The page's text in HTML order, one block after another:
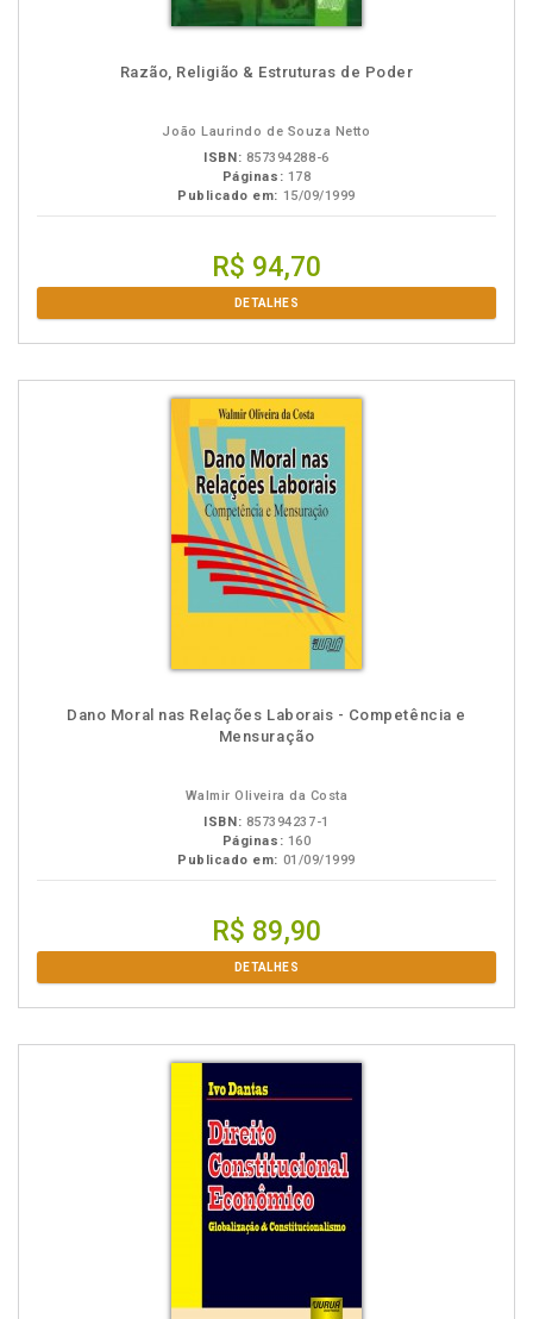
Razão, Religião & Estruturas de Poder
João Laurindo de Souza Netto
ISBN: 857394288-6
Páginas: 178
Publicado em: 15/09/1999
R$ 94,70
DETALHES
Dano Moral nas Relações Laborais - Competência e
Mensuração
Walmir Oliveira da Costa
ISBN: 857394237-1
Páginas: 160
Publicado em: 01/09/1999
R$ 89,90
DETALHES